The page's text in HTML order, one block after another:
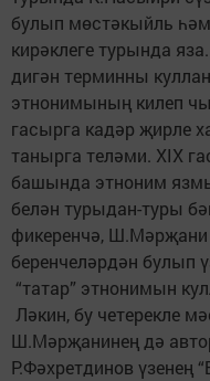
булып мөстәкыйль һәм
кирәклеге турында
дигән терминны
этнонимының килеп
гасырга кадәр җирле
танырга теләми. XIX
башында этноним
белән турыдан-туры
фикеренчә,
беренчеләрдән булып
“татар” этнонимын
Ләкин, бу четерекле
Ш.Мәрҗанинең дә
Р.Фәхретдинов үзенең